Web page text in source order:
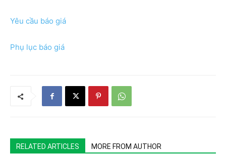
Yêu cầu báo giá
Phụ lục báo giá
RELATED ARTICLES MORE FROM AUTHOR